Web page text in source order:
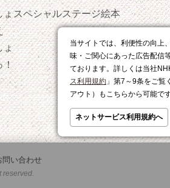
当サイトでは、利便性の向上
味・ご関心にあった広告配信
ております。詳しくは当社
ス利用規約 」第7～9条をご覧
アウト）もこちらから可能です
ネットサービス利用規約へ
ょスペシャルステージ
ょ
！
絵本
おやつ
レシピ
問い合わせ
reserved.